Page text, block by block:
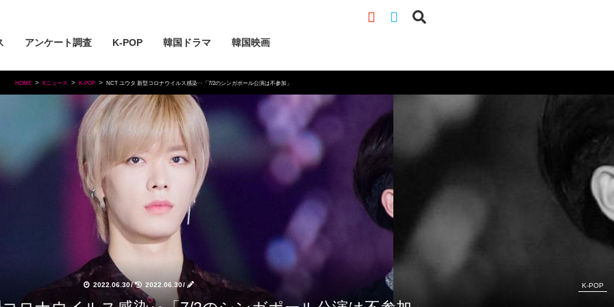
アンケート調査 K-POP 韓国ドラマ 韓国映画
HOME Kニュース K-POP NCT ユウタ 新型コロナウイルス感染‥「7/2のシンガポール公演は不参加」
2022.06.30/ 2022.06.30/ K-POP